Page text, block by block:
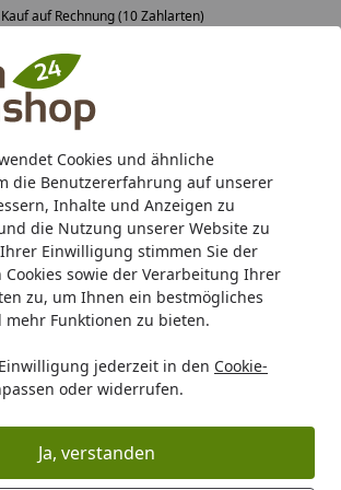
Cookies und ähnliche
die Benutzererfahrung auf unserer
Inhalte und Anzeigen zu
die Nutzung unserer Website zu
Einwilligung stimmen Sie der
Cookies sowie der Verarbeitung Ihrer
zu, um Ihnen ein bestmögliches
Funktionen zu bieten.
jederzeit in den Cookie-
oder widerrufen.
Ja, verstanden
Zahlarten)
gratis Sandfilteranlage & Pool-
(Gesamtwert bis 468,99€)
Gartenmöbel nach Material
aus Aluminium